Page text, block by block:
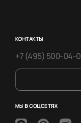
КОНТАКТЫ
+7 (495) 500-04-
МЫ В СОЦСЕТЯХ